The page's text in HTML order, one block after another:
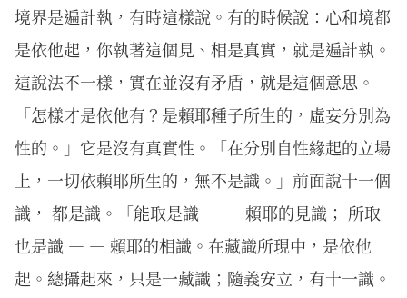
境界是遍計執，有時這樣說。有的時候說：心和境都
是依他起，你執著這個見、相是真實，就是遍計執。
這說法不一樣，實在並沒有矛盾，就是這個意思。
「怎樣才是依他有？是賴耶種子所生的，虛妄分別為
性的。」它是沒有真實性。「在分別自性緣起的立場
上，一切依賴耶所生的，無不是識。」前面說十一個
識， 都是識。「能取是識 — — 賴耶的見識； 所取
也是識 — — 賴耶的相識。在藏識所現中，是依他
起。總攝起來，只是一藏識；隨義安立，有十一識。